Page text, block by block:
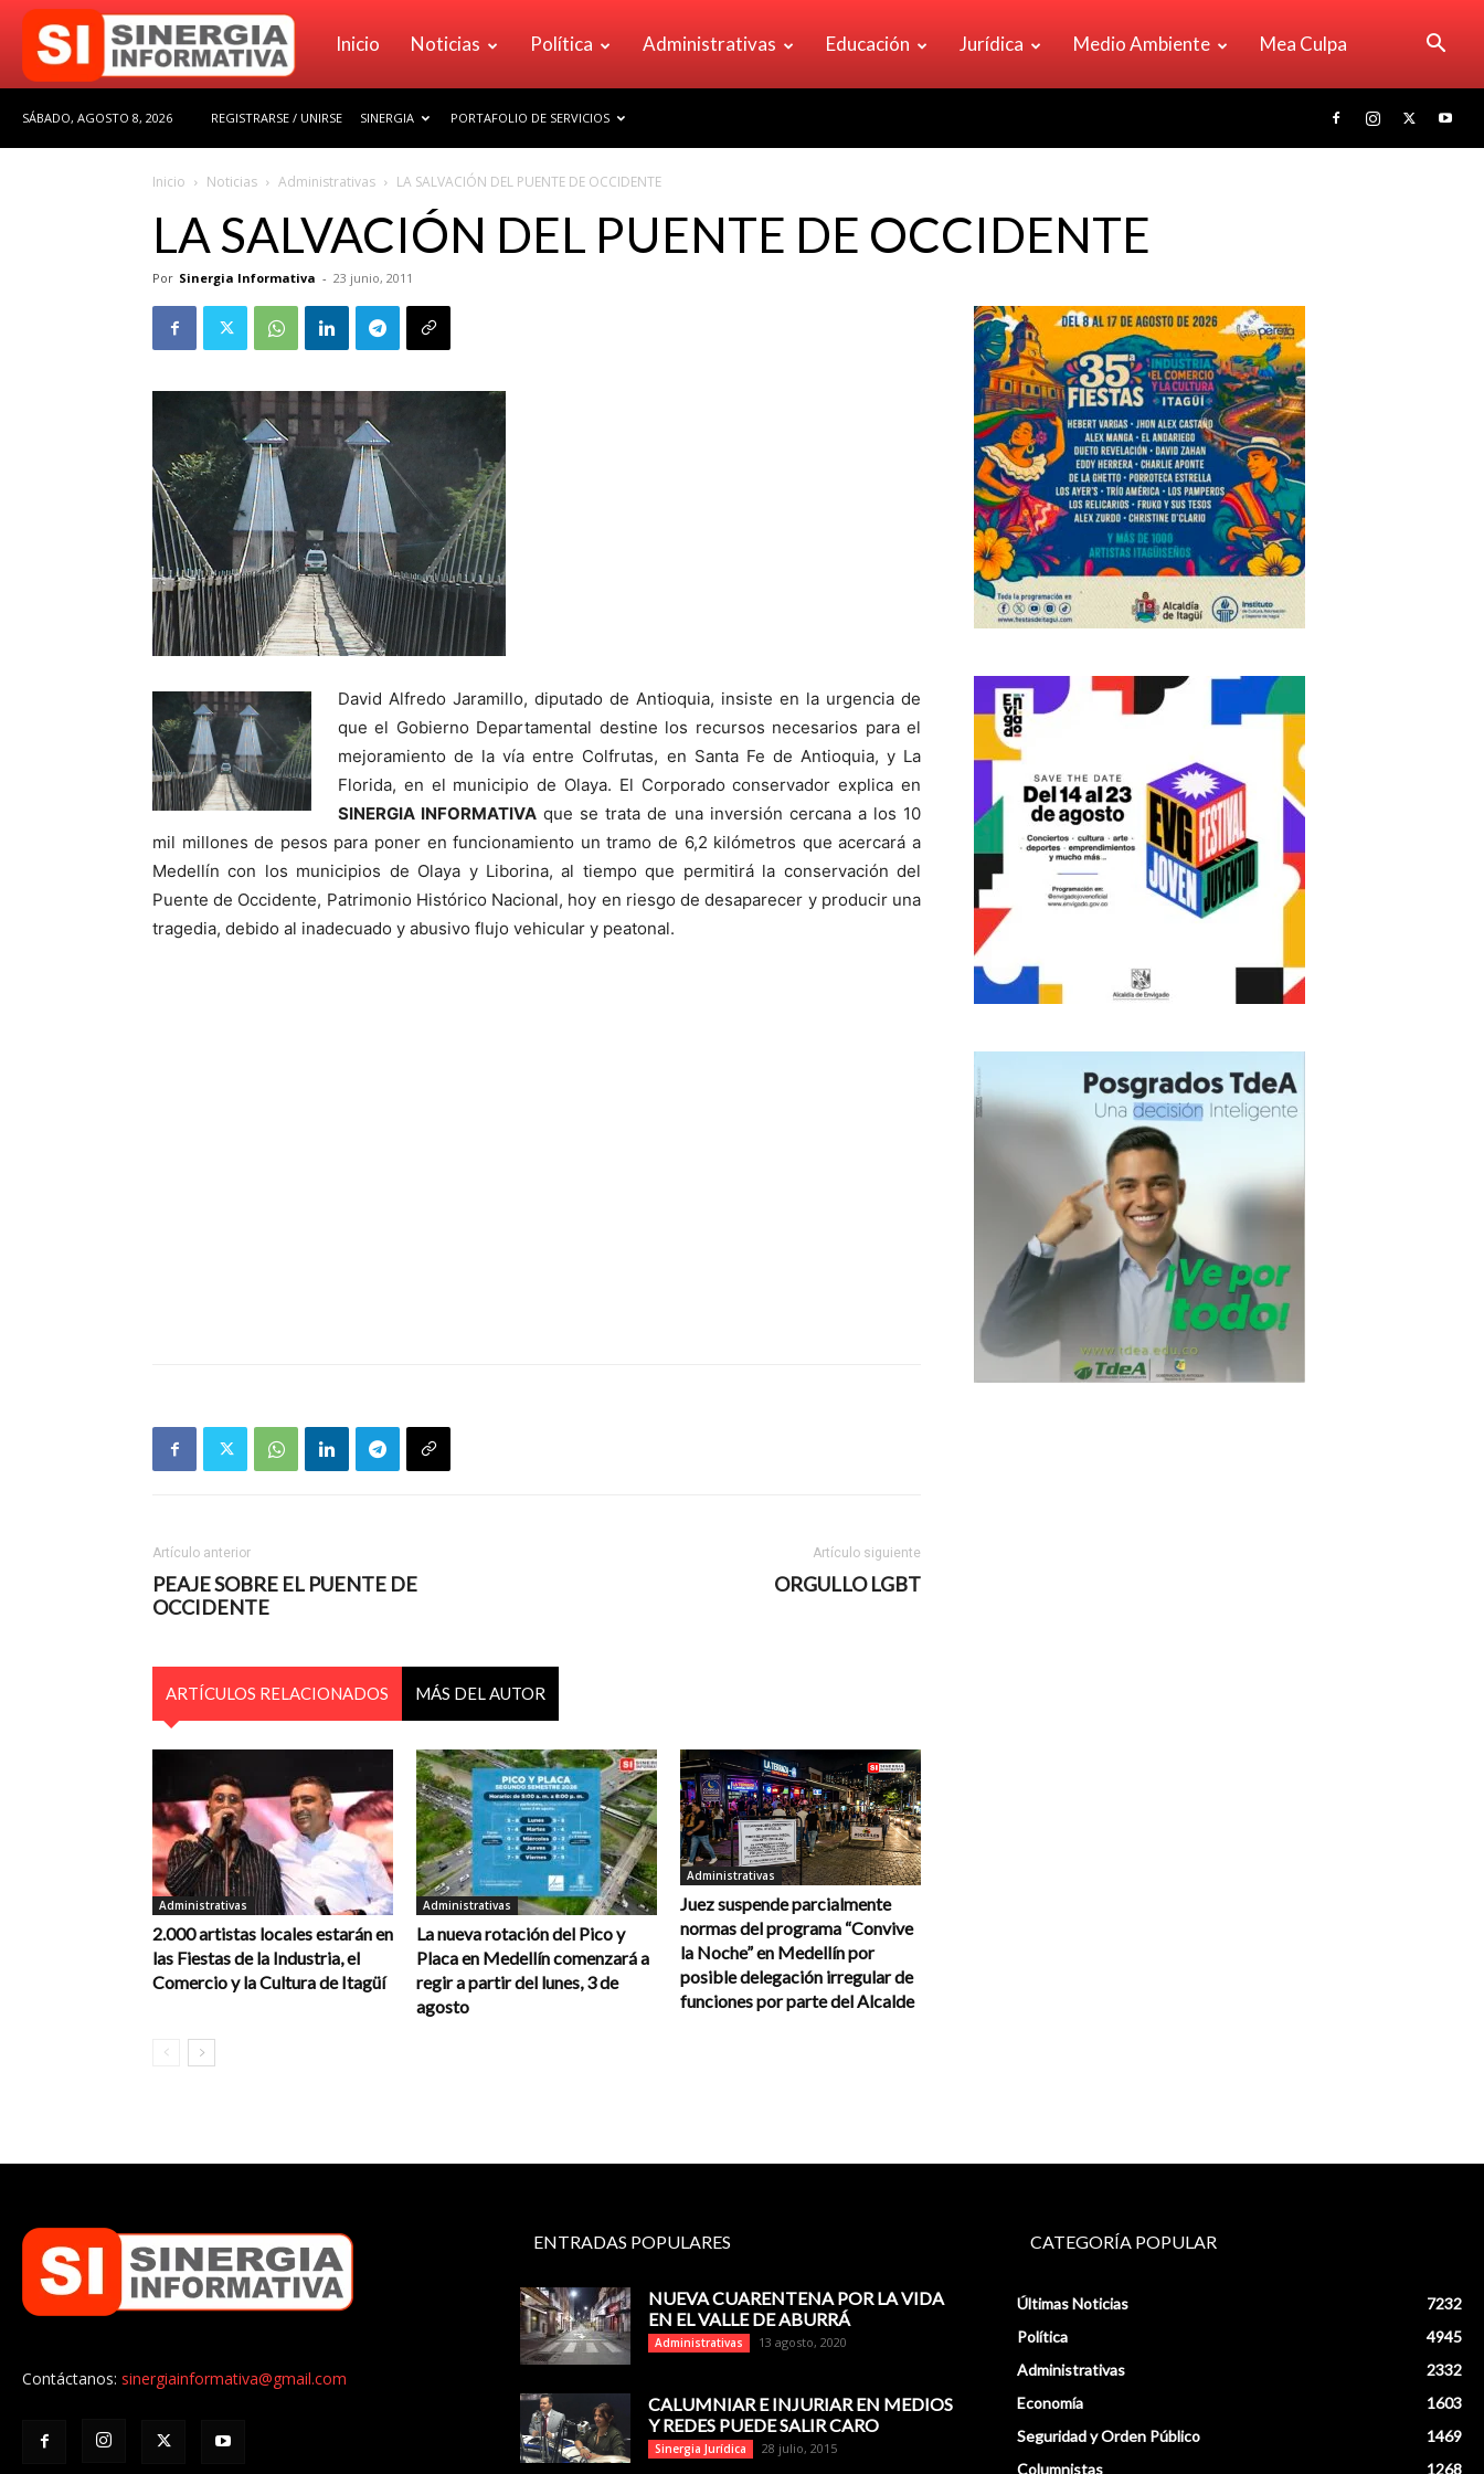
Sinergia
Inicio Noticias Política Administrativas Educación Jurídica Medio Ambiente Mea Culpa
SÁBADO, AGOSTO 8, 2026 REGISTRARSE / UNIRSE SINERGIA PORTAFOLIO DE SERVICIOS
Inicio Noticias Administrativas LA SALVACIÓN DEL PUENTE DE OCCIDENTE
LA SALVACIÓN DEL PUENTE DE OCCIDENTE
Por Sinergia Informativa - 23 junio, 2011
David Alfredo Jaramillo, diputado de Antioquia, insiste en la urgencia de
que el Gobierno Departamental destine los recursos necesarios para el
mejoramiento de la vía entre Colfrutas, en Santa Fe de Antioquia, y La
Florida, en el municipio de Olaya. El Corporado conservador explica en
SINERGIA INFORMATIVA que se trata de una inversión cercana a los 10
mil millones de pesos para poner en funcionamiento un tramo de 6,2 kilómetros que acercará a
Medellín con los municipios de Olaya y Liborina, al tiempo que permitirá la conservación del
Puente de Occidente, Patrimonio Histórico Nacional, hoy en riesgo de desaparecer y producir una
tragedia, debido al inadecuado y abusivo flujo vehicular y peatonal.
Artículo anterior
PEAJE SOBRE EL PUENTE DE
OCCIDENTE
Artículo siguiente
ORGULLO LGBT
ARTÍCULOS RELACIONADOS MÁS DEL AUTOR
Administrativas
2.000 artistas locales estarán en
las Fiestas de la Industria, el
Comercio y la Cultura de Itagüí
Administrativas
La nueva rotación del Pico y
Placa en Medellín comenzará a
regir a partir del lunes, 3 de
agosto
Administrativas
Juez suspende parcialmente
normas del programa “Convive
la Noche” en Medellín por
posible delegación irregular de
funciones por parte del Alcalde
Contáctanos: sinergiainformativa@gmail.com
ENTRADAS POPULARES
NUEVA CUARENTENA POR LA VIDA
EN EL VALLE DE ABURRÁ
Administrativas 13 agosto, 2020
CALUMNIAR E INJURIAR EN MEDIOS
Y REDES PUEDE SALIR CARO
Sinergia Jurídica 28 julio, 2015
CATEGORÍA POPULAR
Últimas Noticias
7232
Política
4945
Administrativas
2332
Economía
1603
Seguridad y Orden Público
1469
Columnistas
1268